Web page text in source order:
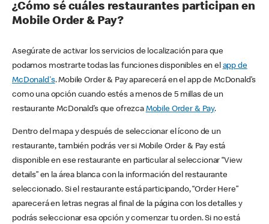
¿Cómo sé cuáles restaurantes participan en
Mobile Order & Pay?
Asegúrate de activar los servicios de localización para que
podamos mostrarte todas las funciones disponibles en el app de
McDonald's. Mobile Order & Pay aparecerá en el app de McDonald’s
como una opción cuando estés a menos de 5 millas de un
restaurante McDonald’s que ofrezca Mobile Order & Pay.
Dentro del mapa y después de seleccionar el ícono de un
restaurante, también podrás ver si Mobile Order & Pay está
disponible en ese restaurante en particular al seleccionar “View
details” en la área blanca con la información del restaurante
seleccionado. Si el restaurante está participando, “Order Here”
aparecerá en letras negras al final de la página con los detalles y
podrás seleccionar esa opción y comenzar tu orden. Si no está